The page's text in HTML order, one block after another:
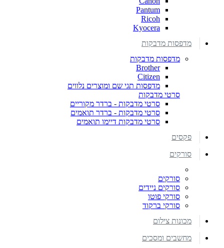
Pantum
Ricoh
Kyocera
מדפסות מדבקות
מדפסות מדבקות
Brother
Citizen
מדפסות תגי שם ומוצרים נלווים
סרטי מדבקות
סרטי מדבקות - ברדר מקוריים
סרטי מדבקות - ברדר תואמים
סרטי מדבקות דיימו תואמים
פקסים
סורקים
סורקים
סורקים ניידים
סורקי פוטו
סורקי ברקוד
מכונות צילום
מחשבים ומסכים